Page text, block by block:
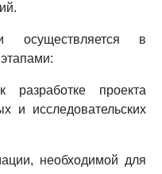
осуществляется в
проекта
и исследовательских
необходимой для